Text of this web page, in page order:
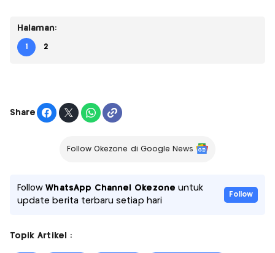
Halaman:
1 2
Share
Follow Okezone di Google News
FollowWhatsApp Channel Okezone untuk
update berita terbaru setiap hari
Follow
Topik Artikel :